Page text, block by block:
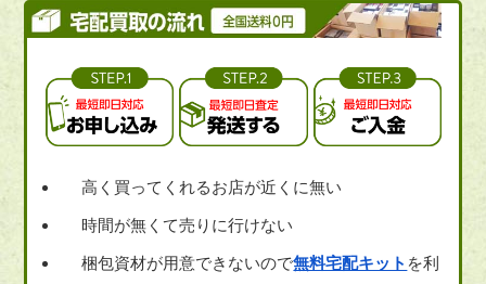
高く買ってくれるお店が近くに無い
時間が無くて売りに行けない
梱包資材が用意できないので無料宅配キット を利